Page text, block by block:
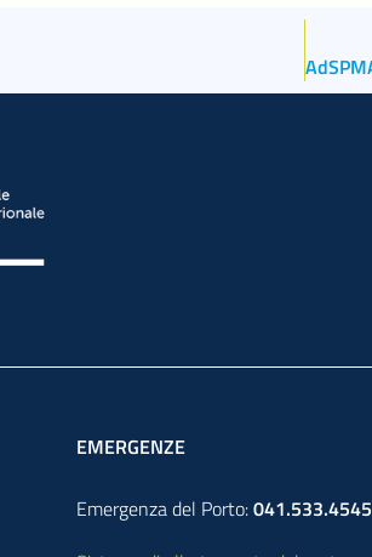
EMERGENZE
Emergenza del Porto:041.533.4545